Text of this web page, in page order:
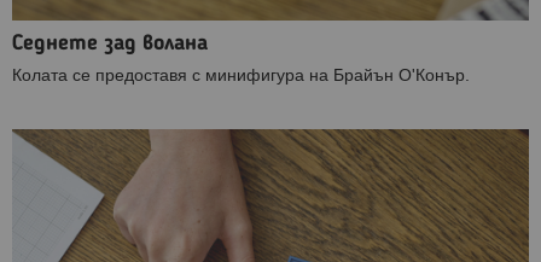
Седнете зад волана
Колата се предоставя с минифигура на Брайън О'Конър.